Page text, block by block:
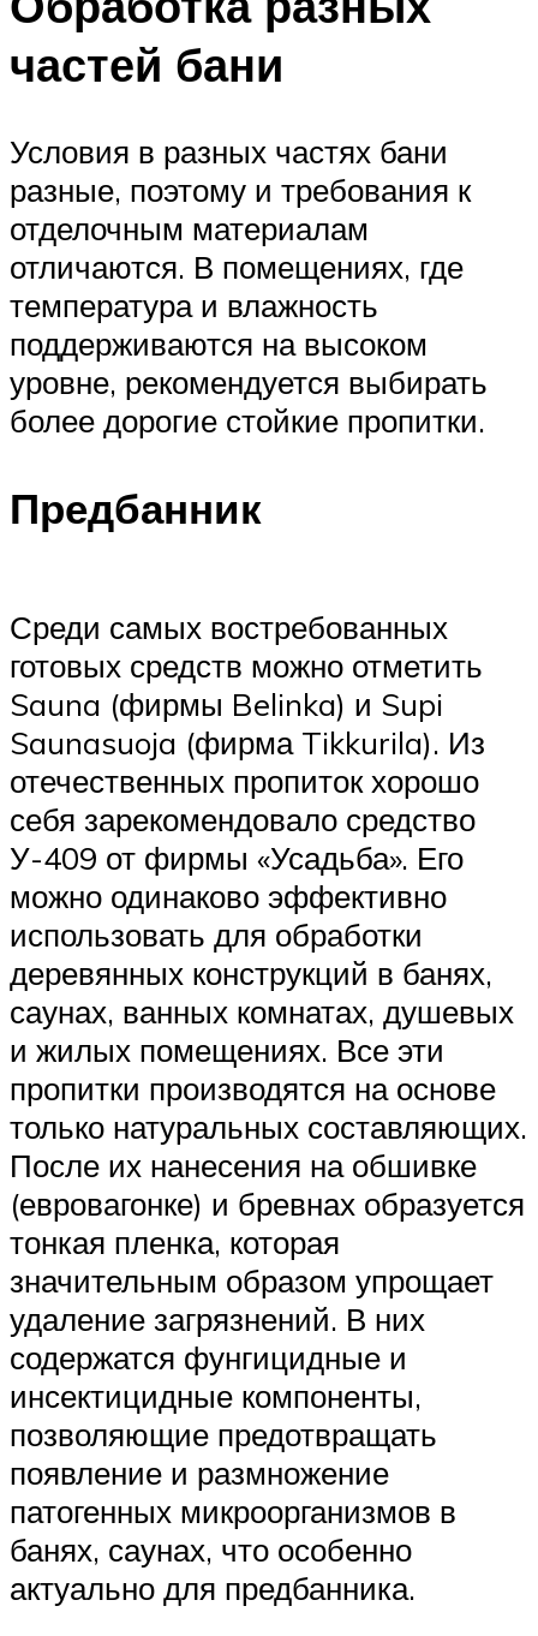
частей бани
Условия в разных частях бани
разные, поэтому и требования к
отделочным материалам
отличаются. В помещениях, где
температура и влажность
поддерживаются на высоком
уровне, рекомендуется выбирать
более дорогие стойкие пропитки.
Предбанник
Среди самых востребованных
готовых средств можно отметить
Sauna (фирмы Belinka) и Supi
Saunasuoja (фирма Tikkurila). Из
отечественных пропиток хорошо
себя зарекомендовало средство
У-409 от фирмы «Усадьба». Его
можно одинаково эффективно
использовать для обработки
деревянных конструкций в банях,
саунах, ванных комнатах, душевых
и жилых помещениях. Все эти
пропитки производятся на основе
только натуральных составляющих.
После их нанесения на обшивке
(евровагонке) и бревнах образуется
тонкая пленка, которая
значительным образом упрощает
удаление загрязнений. В них
содержатся фунгицидные и
инсектицидные компоненты,
позволяющие предотвращать
появление и размножение
патогенных микроорганизмов в
банях, саунах, что особенно
актуально для предбанника.